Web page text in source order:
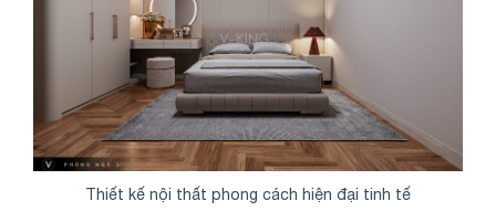
Thiết kế nội thất phong cách hiện đại tinh tế